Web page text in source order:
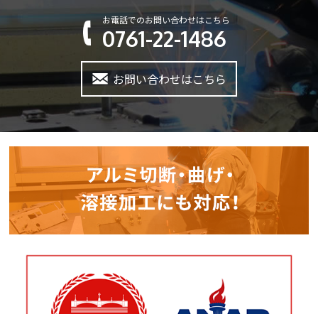
お電話でのお問い合わせはこちら
0761-22-1486
お問い合わせはこちら